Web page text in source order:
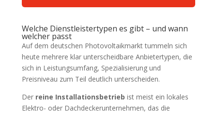
Welche Dienstleistertypen es gibt – und wann
welcher passt
Auf dem deutschen Photovoltaikmarkt tummeln sich
heute mehrere klar unterscheidbare Anbietertypen, die
sich in Leistungsumfang, Spezialisierung und
Preisniveau zum Teil deutlich unterscheiden.
Der reine Installationsbetrieb ist meist ein lokales
Elektro- oder Dachdeckerunternehmen, das die